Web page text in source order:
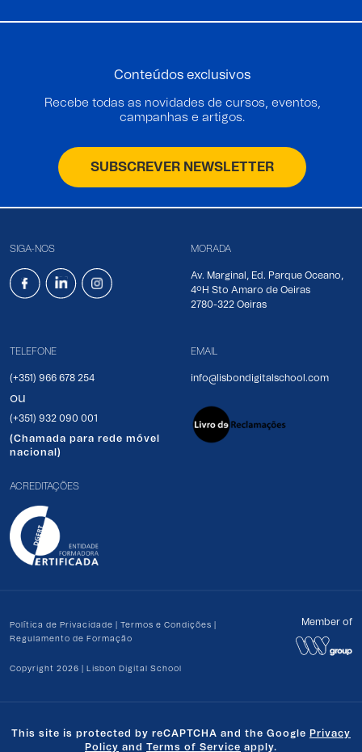
Conteúdos exclusivos
Recebe todas as novidades de cursos, eventos,
campanhas e artigos.
SUBSCREVER NEWSLETTER
SIGA-NOS MORADA
Av. Marginal, Ed. Parque Oceano,
4ºH Sto Amaro de Oeiras
2780-322 Oeiras
TELEFONE
(+351) 966 678 254
ou
(+351) 932 090 001
(Chamada para rede móvel
nacional)
EMAIL
info@lisbondigitalschool.com
ACREDITAÇÕES
Política de Privacidade Termos e Condições
Regulamento de Formação
Copyright 2026 | Lisbon Digital School
Member of
This site is protected by reCAPTCHA and the Google Privacy
Policy and Terms of Service apply.